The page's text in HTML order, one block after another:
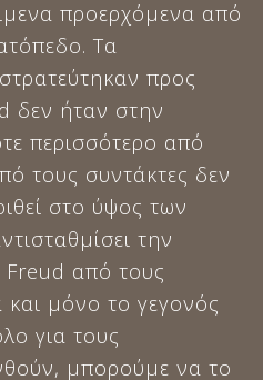
προερχόμενα από
Τα
προς
δεν ήταν στην
περισσότερο από
τους συντάκτες δεν
στο ύψος των
την
Freud από τους
και μόνο το γεγονός
για τους
μπορούμε να το